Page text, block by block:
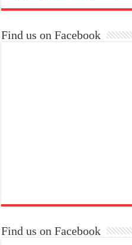
Find us on Facebook
Find us on Facebook